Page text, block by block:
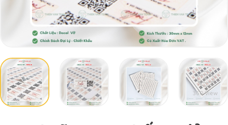
360 View